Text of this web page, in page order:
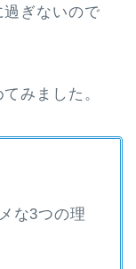
過ぎないので
みました。
な3つの理